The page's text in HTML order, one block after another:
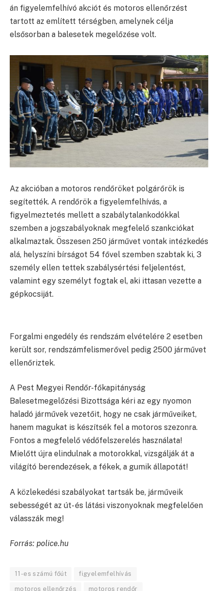
án figyelemfelhívó akciót és motoros ellenőrzést
tartott az említett térségben, amelynek célja
elsősorban a balesetek megelőzése volt.
Az akcióban a motoros rendőröket polgárőrök is
segítették. A rendőrök a figyelemfelhívás, a
figyelmeztetés mellett a szabálytalankodókkal
szemben a jogszabályoknak megfelelő szankciókat
alkalmaztak. Összesen 250 járművet vontak intézkedés
alá, helyszíni bírságot 54 fővel szemben szabtak ki, 3
személy ellen tettek szabálysértési feljelentést,
valamint egy személyt fogtak el, aki ittasan vezette a
gépkocsiját.
Forgalmi engedély és rendszám elvételére 2 esetben
került sor, rendszámfelismerővel pedig 2500 járművet
ellenőriztek.
A Pest Megyei Rendőr-főkapitányság
Balesetmegelőzési Bizottsága kéri az egy nyomon
haladó járművek vezetőit, hogy ne csak járműveiket,
hanem magukat is készítsék fel a motoros szezonra.
Fontos a megfelelő védőfelszerelés használata!
Mielőtt újra elindulnak a motorokkal, vizsgálják át a
világító berendezések, a fékek, a gumik állapotát!
A közlekedési szabályokat tartsák be, járműveik
sebességét az út- és látási viszonyoknak megfelelően
válasszák meg!
Forrás: police.hu
11-es számú főút figyelemfelhívás
motoros ellenőrzés motoros rendőr